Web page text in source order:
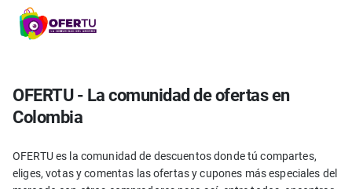
OFERTU - La comunidad de ofertas en
Colombia
OFERTU es la comunidad de descuentos donde tú compartes,
eliges, votas y comentas las ofertas y cupones más especiales del